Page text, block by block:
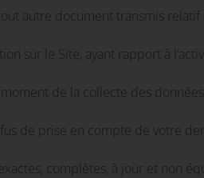
autre document transmis
sur le Site, ayant rapport à
de la collecte des
de prise en compte de votre
complètes, à jour et non